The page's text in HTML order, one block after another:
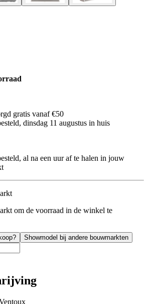
gratis vanaf €50
dinsdag 11 augustus in huis
al na een uur af te halen in jouw
om de voorraad in de winkel te
Showmodel bij andere bouwmarkten